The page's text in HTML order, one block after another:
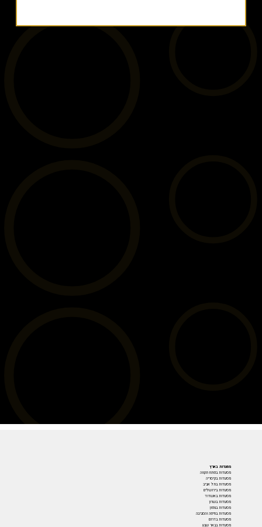
מסעדות בארץ
מסעדות בפתח תקווה
מסעדות בקיסריה
מסעדות בתל אביב
מסעדות בירושלים
מסעדות באשדוד
מסעדות בשרון
מסעדות בצפון
מסעדות בחיפה והסביבה
מסעדות בדרום
מסעדות בבאר שבע